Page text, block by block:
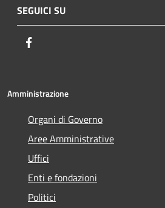
SEGUICI SU
Amministrazione
Organi di Governo
Aree Amministrative
Uffici
Enti e fondazioni
Politici